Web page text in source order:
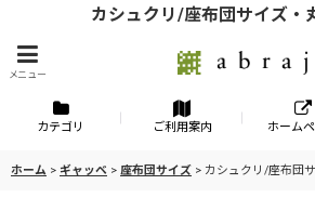
カシュクリ/座布団サイズ・
メニュー
カテゴリ ご利用案内 ホーム
ホーム > ギャッベ > 座布団サイズ > カシュクリ/座布団